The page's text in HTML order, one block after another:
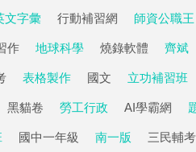
文字彙 行動補習網 師資公職王
作 地球科學 燒錄軟體 齊斌
表格製作 國文 立功補習班
黑貓卷 勞工行政 AI學霸網
國中一年級 南一版 三民輔考